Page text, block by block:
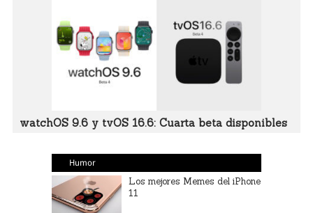
watchOS 9.6 y tvOS 16.6: Cuarta beta disponibles
Humor
Los mejores Memes del iPhone
11